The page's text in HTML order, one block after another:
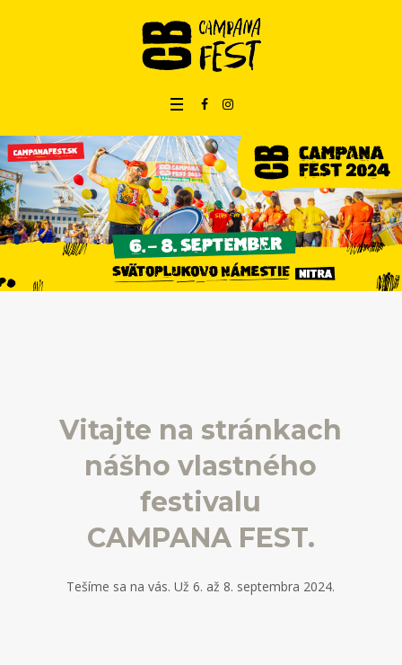
Vitajte na stránkach
nášho vlastného
festivalu
CAMPANA FEST.
Tešíme sa na vás. Už 6. až 8. septembra 2024.